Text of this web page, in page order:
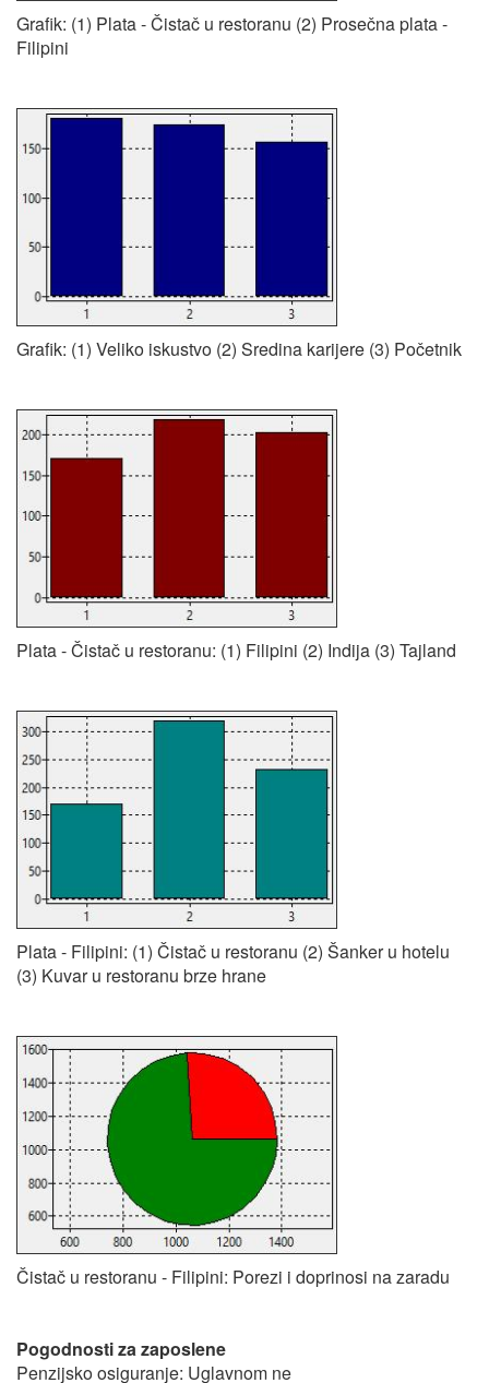
Grafik: (1) Plata - Čistač u restoranu (2) Prosečna plata -
Filipini
Grafik: (1) Veliko iskustvo (2) Sredina karijere (3) Početnik
Plata - Čistač u restoranu: (1) Filipini (2) Indija (3) Tajland
Plata - Filipini: (1) Čistač u restoranu (2) Šanker u hotelu
(3) Kuvar u restoranu brze hrane
Čistač u restoranu - Filipini: Porezi i doprinosi na zaradu
Pogodnosti za zaposlene
Penzijsko osiguranje: Uglavnom ne